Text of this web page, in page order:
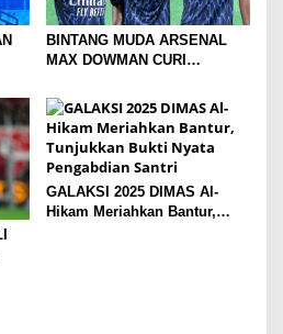
BINTANG MUDA ARSENAL
MAX DOWMAN CURI
PRAMUSIM ASIA
GALAKSI 2025 DIMAS Al-
Hikam Meriahkan Bantur,